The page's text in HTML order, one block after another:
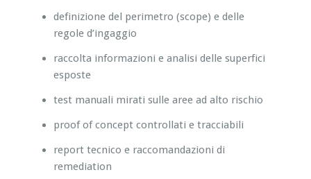
definizione del perimetro (scope) e delle
regole d’ingaggio
raccolta informazioni e analisi delle superfici
esposte
test manuali mirati sulle aree ad alto rischio
proof of concept controllati e tracciabili
report tecnico e raccomandazioni di
remediation